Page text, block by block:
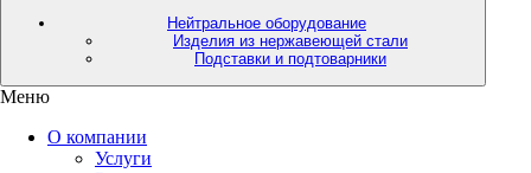
Нейтральное оборудование
Изделия из нержавеющей стали
Подставки и подтоварники
Меню
О компании
Услуги